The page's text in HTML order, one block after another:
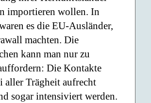
importieren wollen. In
es die EU-Ausländer,
machten. Die
kann man nur zu
Die Kontakte
aller Trägheit aufrecht
sogar intensiviert werden.